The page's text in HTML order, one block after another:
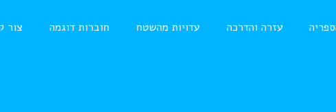
עזרה והדרכה עדויות מהשטח חוברות דוגמה צור